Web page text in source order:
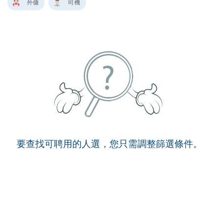
外傭 司機
要查找可聘用的人選，您只需調整篩選條件。